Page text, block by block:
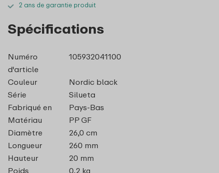
2 ans de garantie produit
Spécifications
Numéro
d'article
105932041100
Couleur
Nordic black
Série
Silueta
Fabriqué en
Pays-Bas
Matériau
PP GF
Diamètre
26,0 cm
Longueur
260 mm
Hauteur
20 mm
Poids
0,2 kg